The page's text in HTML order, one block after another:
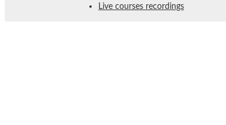
Live courses recordings